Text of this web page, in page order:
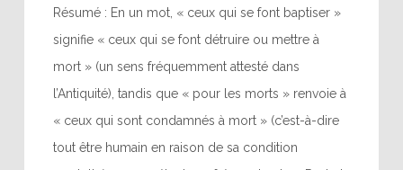
Résumé : En un mot, « ceux qui se font baptiser »
signifie « ceux qui se font détruire ou mettre à
mort » (un sens fréquemment attesté dans
l’Antiquité), tandis que « pour les morts » renvoie à
« ceux qui sont condamnés à mort » (c’est-à-dire
tout être humain en raison de sa condition